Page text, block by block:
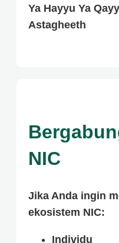
Ya Hayyu Ya
Astagheeth
NIC
Jika Anda ingin
ekosistem NIC:
Individu